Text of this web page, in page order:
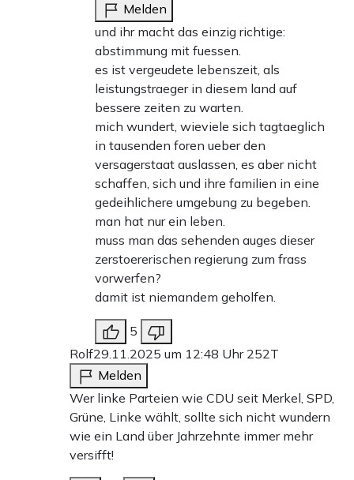
Melden
und ihr macht das einzig richtige:
abstimmung mit fuessen.
es ist vergeudete lebenszeit, als
leistungstraeger in diesem land auf
bessere zeiten zu warten.
mich wundert, wieviele sich tagtaeglich
in tausenden foren ueber den
versagerstaat auslassen, es aber nicht
schaffen, sich und ihre familien in eine
gedeihlichere umgebung zu begeben.
man hat nur ein leben.
muss man das sehenden auges dieser
zerstoererischen regierung zum frass
vorwerfen?
damit ist niemandem geholfen.
5
Rolf29.11.2025 um 12:48 Uhr 252T
Melden
Wer linke Parteien wie CDU seit Merkel, SPD,
Grüne, Linke wählt, sollte sich nicht wundern
wie ein Land über Jahrzehnte immer mehr
versifft!